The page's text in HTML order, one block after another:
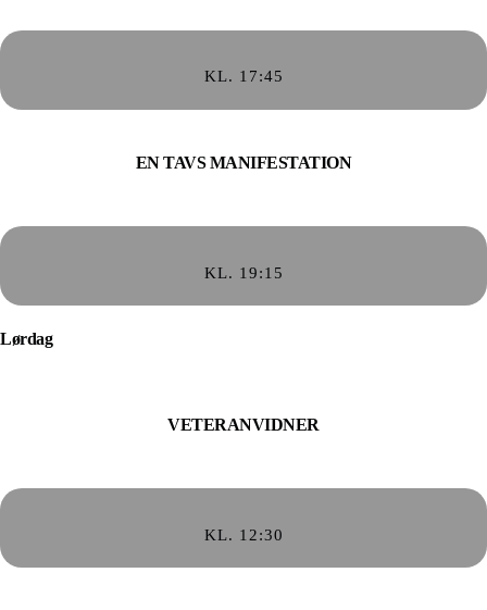
KL. 17:45
EN TAVS MANIFESTATION
KL. 19:15
Lørdag
VETERANVIDNER
KL. 12:30